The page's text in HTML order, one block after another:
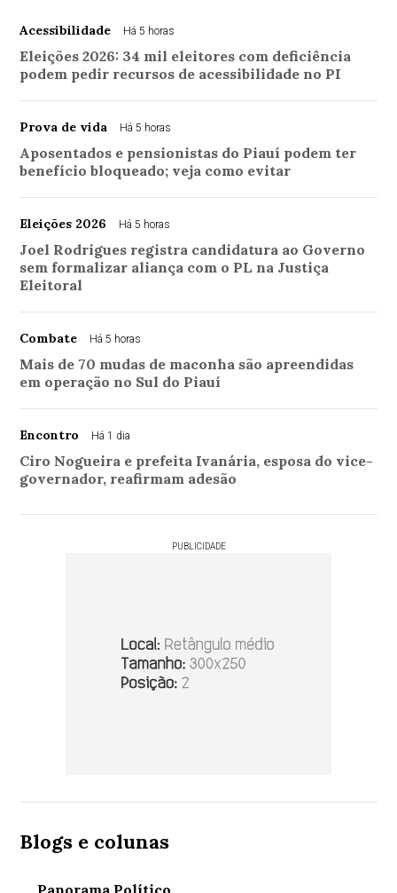
Acessibilidade Há 5 horas
Eleições 2026: 34 mil eleitores com deficiência
podem pedir recursos de acessibilidade no PI
Prova de vida Há 5 horas
Aposentados e pensionistas do Piauí podem ter
benefício bloqueado; veja como evitar
Eleições 2026 Há 5 horas
Joel Rodrigues registra candidatura ao Governo
sem formalizar aliança com o PL na Justiça
Eleitoral
Combate Há 5 horas
Mais de 70 mudas de maconha são apreendidas
em operação no Sul do Piauí
Encontro Há 1 dia
Ciro Nogueira e prefeita Ivanária, esposa do vice-
governador, reafirmam adesão
PUBLICIDADE
Blogs e colunas
Panorama Político